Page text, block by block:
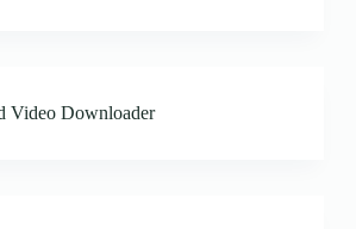
Video Downloader